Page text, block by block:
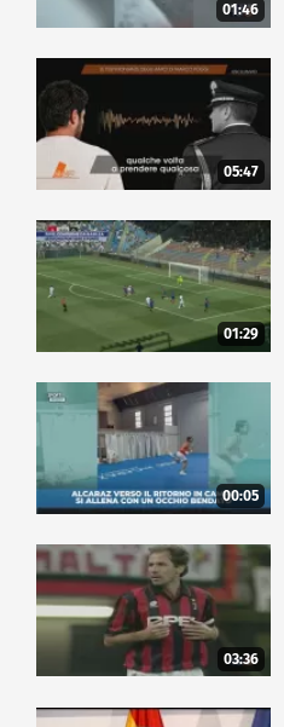
01:46
05:47
01:29
00:05
03:36